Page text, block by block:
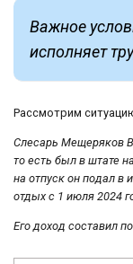
Важное
исполняет
Рассмотрим
Слесарь Мещеряков
то есть был в штате
на отпуск он подал в
отдых с 1 июля 2024
Его доход составил